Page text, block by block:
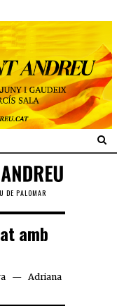
DE PALOMAR
amb
Adriana